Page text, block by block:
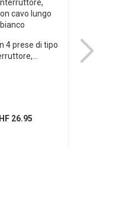
4 prese di tipo
26.95
Pellicola